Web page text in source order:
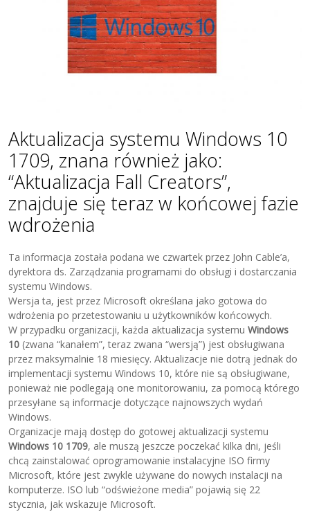
Aktualizacja systemu Windows 10
1709, znana również jako:
“Aktualizacja Fall Creators”,
znajduje się teraz w końcowej fazie
wdrożenia
Ta informacja została podana we czwartek przez John Cable’a,
dyrektora ds. Zarządzania programami do obsługi i dostarczania
systemu Windows.
Wersja ta, jest przez Microsoft określana jako gotowa do
wdrożenia po przetestowaniu u użytkowników końcowych.
W przypadku organizacji, każda aktualizacja systemuWindows
10 (zwana “kanałem”, teraz zwana “wersją”) jest obsługiwana
przez maksymalnie 18 miesięcy. Aktualizacje nie dotrą jednak do
implementacji systemu Windows 10, które nie są obsługiwane,
ponieważ nie podlegają one monitorowaniu, za pomocą którego
przesyłane są informacje dotyczące najnowszych wydań
Windows.
Organizacje mają dostęp do gotowej aktualizacji systemu
Windows 10 1709, ale muszą jeszcze poczekać kilka dni, jeśli
chcą zainstalować oprogramowanie instalacyjne ISO firmy
Microsoft, które jest zwykle używane do nowych instalacji na
komputerze. ISO lub “odświeżone media” pojawią się 22
stycznia, jak wskazuje Microsoft.